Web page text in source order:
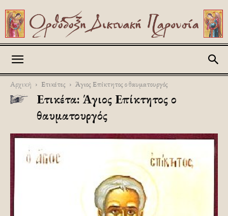
Αρχική Ετικέτες Άγιος Επίκτητος ο θαυματουργός
Ετικέτα: Άγιος Επίκτητος ο
θαυματουργός